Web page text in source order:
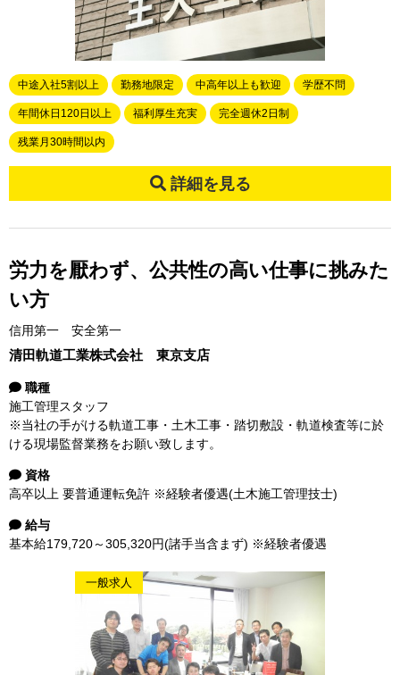
中途入社5割以上 勤務地限定 中高年以上も歓迎 学歴不問
年間休日120日以上 福利厚生充実 完全週休2日制
残業月30時間以内
詳細を見る
労力を厭わず、公共性の高い仕事に挑みた
い方
信用第一 安全第一
清田軌道工業株式会社 東京支店
職種
施工管理スタッフ
※当社の手がける軌道工事・土木工事・踏切敷設・軌道検査等に於
ける現場監督業務をお願い致します。
資格
高卒以上 要普通運転免許 ※経験者優遇(土木施工管理技士)
給与
基本給179,720～305,320円(諸手当含まず) ※経験者優遇
一般求人